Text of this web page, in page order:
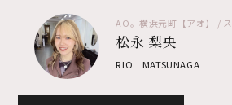
AO。横浜元町【アオ】 /
松永 梨央
RIO MATSUNAGA